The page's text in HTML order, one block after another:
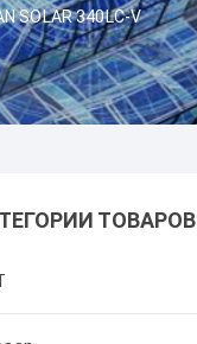
SOLAR 340LC-V
ТОВАРОВ